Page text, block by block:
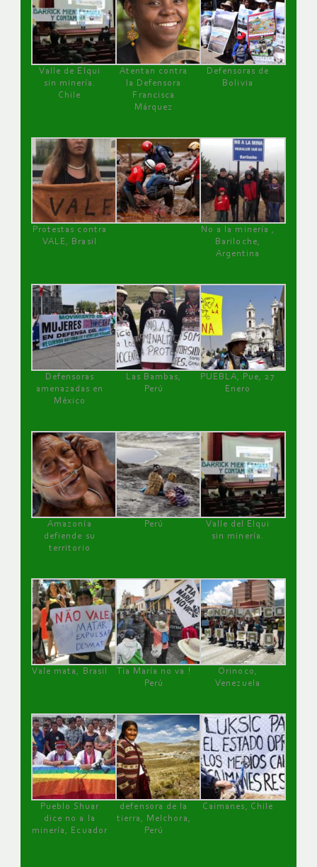
Valle de Elqui
sin minería.
Chile
Atentan contra
la Defensora
Francisca
Márquez
Defensoras de
Bolivia
Protestas contra
VALE, Brasil
No a la minería ,
Bariloche,
Argentina
Defensoras
amenazadas en
México
Las Bambas,
Perú
PUEBLA, Pue, 27
Enero
Amazonía
defiende su
territorio
Perú
Valle del Elqui
sin minería.
Vale mata, Brasil
Tía María no va !
Perú
Orinoco,
Venezuela
Pueblo Shuar
dice no a la
minería, Ecuador
defensora de la
tierra, Melchora,
Perú
Caimanes, Chile